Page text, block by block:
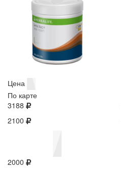
Цена
По карте
3188
2100
2000